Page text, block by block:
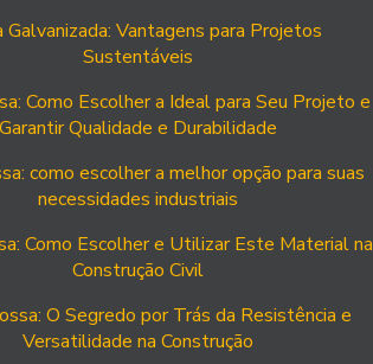
Galvanizada: Vantagens para Projetos
Sustentáveis
Como Escolher a Ideal para Seu Projeto e
Garantir Qualidade e Durabilidade
como escolher a melhor opção para suas
necessidades industriais
Como Escolher e Utilizar Este Material na
Construção Civil
O Segredo por Trás da Resistência e
Versatilidade na Construção